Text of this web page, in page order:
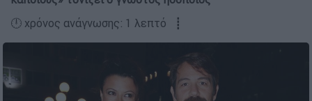
🕛 χρόνος ανάγνωσης: 1 λεπτό ┋